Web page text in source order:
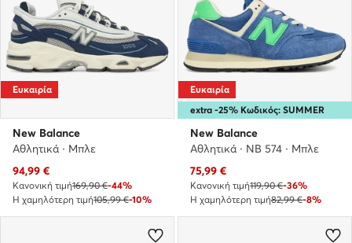
Ευκαιρία
New Balance
Αθλητικά · Μπλε
Τρέχουσα τιμή
94,99 €
Κανονική τιμή169,90 €-44%
Η χαμηλότερη τιμή105,99 €-10%
extra -25% Κωδικός: SUMMER
Ευκαιρία
New Balance
Αθλητικά · NB 574 · Μπλε
Τρέχουσα τιμή
75,99 €
Κανονική τιμή119,90 €-36%
Η χαμηλότερη τιμή82,99 €-8%